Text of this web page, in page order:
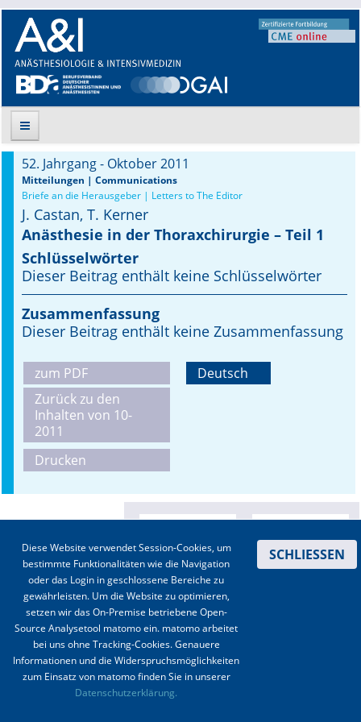
Suche
Aktuelle Ausgabe
Leitlinien
Archiv
Supplements
Online First
A&I English
Mediadaten
Autoren-Service
Stellenmarkt
Kongresskalender
52. Jahrgang - Oktober 2011
Mitteilungen | Communications
Briefe an die Herausgeber | Letters to The Editor
J. Castan, T. Kerner
Anästhesie in der Thoraxchirurgie – Teil 1
Schlüsselwörter
Dieser Beitrag enthält keine Schlüsselwörter
Zusammenfassung
Dieser Beitrag enthält keine Zusammenfassung
zum PDF
Zurück zu den
Inhalten von 10-
2011
Drucken
Deutsch
Impressum Datenschutz
Diese Website verwendet Session-Cookies, um
bestimmte Funktionalitäten wie die Navigation
oder das Login in geschlossene Bereiche zu
gewährleisten. Um die Website zu optimieren,
setzen wir das On-Premise betriebene Open-
Source Analysetool matomo ein. matomo arbeitet
bei uns ohne Tracking-Cookies. Genauere
Informationen und die Widerspruchsmöglichkeiten
zum Einsatz von matomo finden Sie in unserer
Datenschutzerklärung.
SCHLIESSEN